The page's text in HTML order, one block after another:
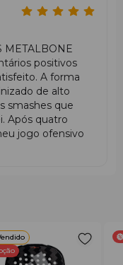
METALBONE
positivos
A forma
de alto
smashes que
Após quatro
jogo ofensivo